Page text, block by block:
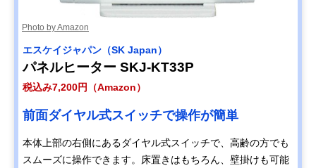
Photo by Amazon
エスケイジャパン（SK Japan）
パネルヒーター SKJ-KT33P
税込み7,200円（Amazon）
前面ダイヤル式スイッチで操作が簡単
本体上部の右側にあるダイヤル式スイッチで、高齢の方でも
スムーズに操作できます。床置きはもちろん、壁掛けも可能